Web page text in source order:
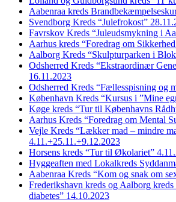
Aabenraa kreds
Svendborg Kreds “Julefrokost”
Favrskov Kreds “Juleudsmykning i
Aarhus kreds “Foredrag om
Aalborg Kreds “Skulpturparken i
Odsherred Kreds “Ekstraordinær
16.11.2023
Odsherred Kreds “Fællesspisning og
København Kreds “Kursus i ”Mine
Køge kreds “Tur til Københavns
Aarhus Kreds “Foredrag om Mental
Vejle Kreds “Lækker mad – mindre
4.11.+25.11.+9.12.2023
Horsens kreds “Tur til Økolariet”
Hyggeaften med Lokalkreds
Aabenraa Kreds “Kom og snak om
Frederikshavn kreds og Aalborg kreds
diabetes” 14.10.2023